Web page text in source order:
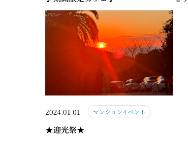
2024.01.01 マンションイベント
★迎光祭★